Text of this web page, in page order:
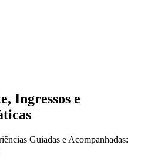
Ingressos e
Guiadas e Acompanhadas: